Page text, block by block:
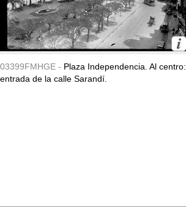
03399FMHGE - Plaza Independencia. Al centro:
entrada de la calle Sarandí.